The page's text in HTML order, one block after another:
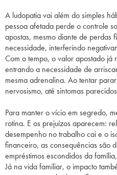
A ludopatia vai além do simples
pessoa afetada perde o controle
apostas, mesmo diante de perdas
necessidade, interferindo
Com o tempo, o valor apostado já
entrando a necessidade de
mesma adrenalina. Ao tentar
nervosismo, até sintomas
Para manter o vício em segredo,
rotina. E os prejuízos aparecem:
desempenho no trabalho cai e o
financeiro, as consequências são
empréstimos escondidos da
Já na vida familiar, o impacto